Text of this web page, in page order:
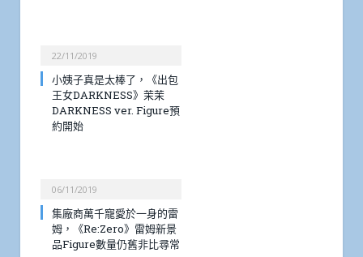
22/11/2019
小姨子真是太棒了，《出包
王女DARKNESS》茉茉
DARKNESS ver. Figure預
約開始
06/11/2019
集廠商萬千寵愛於一身的雷
姆，《Re:Zero》雷姆新景
品Figure數量仍舊非比尋常